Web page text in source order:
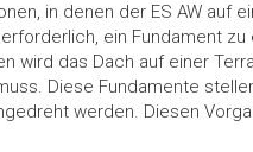
in denen der ES AW auf
ein Fundament
wird das Dach auf einer
Diese Fundamente
werden. Diesen